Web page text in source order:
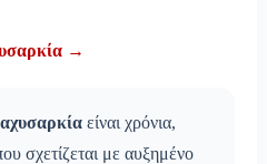
→
είναι χρόνια,
σχετίζεται με αυξημένο